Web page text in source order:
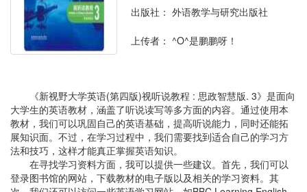
出版社： 外语教学与研究出版社
上传者： ^O^是鹏鹏呀！
《新视野大学英语(第四版)视听说教程 : 思政智慧版. 3》是面向
大学生的英语教材，涵盖了听说读写等多方面的内容。通过使用本
教材，我们可以巩固自己的英语基础，提高听说能力，同时还能拓
展知识面。不过，在学习过程中，我们需要找到适合自己的学习方
法和技巧，这样才能真正掌握英语知识。
在寻找学习资料方面，我可以提供一些建议。首先，我们可以
登录图书馆的网站，下载教材的电子版以及相关的学习资料。其